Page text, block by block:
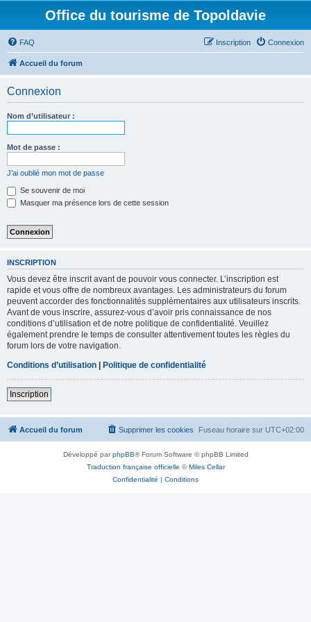
Office du tourisme de Topoldavie
FAQ Connexion
Inscription
Accueil du forum
Connexion
Nom d’utilisateur :
Mot de passe :
J’ai oublié mon mot de passe
Se souvenir de moi
Masquer ma présence lors de cette session
INSCRIPTION
Vous devez être inscrit avant de pouvoir vous connecter. L’inscription est
rapide et vous offre de nombreux avantages. Les administrateurs du forum
peuvent accorder des fonctionnalités supplémentaires aux utilisateurs inscrits.
Avant de vous inscrire, assurez-vous d’avoir pris connaissance de nos
conditions d’utilisation et de notre politique de confidentialité. Veuillez
également prendre le temps de consulter attentivement toutes les règles du
forum lors de votre navigation.
Conditions d’utilisation | Politique de confidentialité
Inscription
Accueil du forum Fuseau horaire sur UTC+02:00
Supprimer les cookies
Développé parphpBB® Forum Software © phpBB Limited
Traduction française officielle ©Miles Cellar
Confidentialité | Conditions